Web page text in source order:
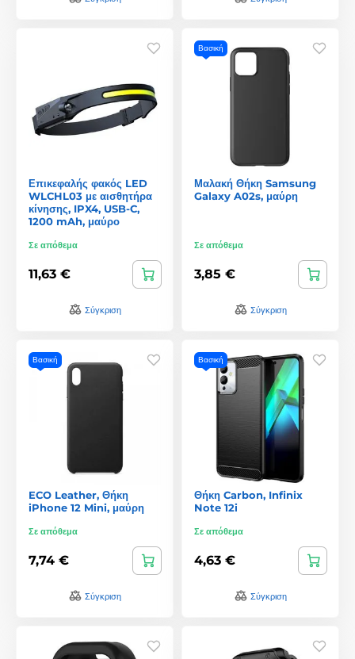
Επικεφαλής φακός LED
WLCHL03 με αισθητήρα
κίνησης, IPX4, USB-C,
1200 mAh, μαύρο
Σε απόθεμα
11,63 €
Σύγκριση
Βασική
Μαλακή Θήκη Samsung
Galaxy A02s, μαύρη
Σε απόθεμα
3,85 €
Σύγκριση
Βασική
ECO Leather, Θήκη
iPhone 12 Mini, μαύρη
Σε απόθεμα
7,74 €
Σύγκριση
Βασική
Θήκη Carbon, Infinix
Note 12i
Σε απόθεμα
4,63 €
Σύγκριση